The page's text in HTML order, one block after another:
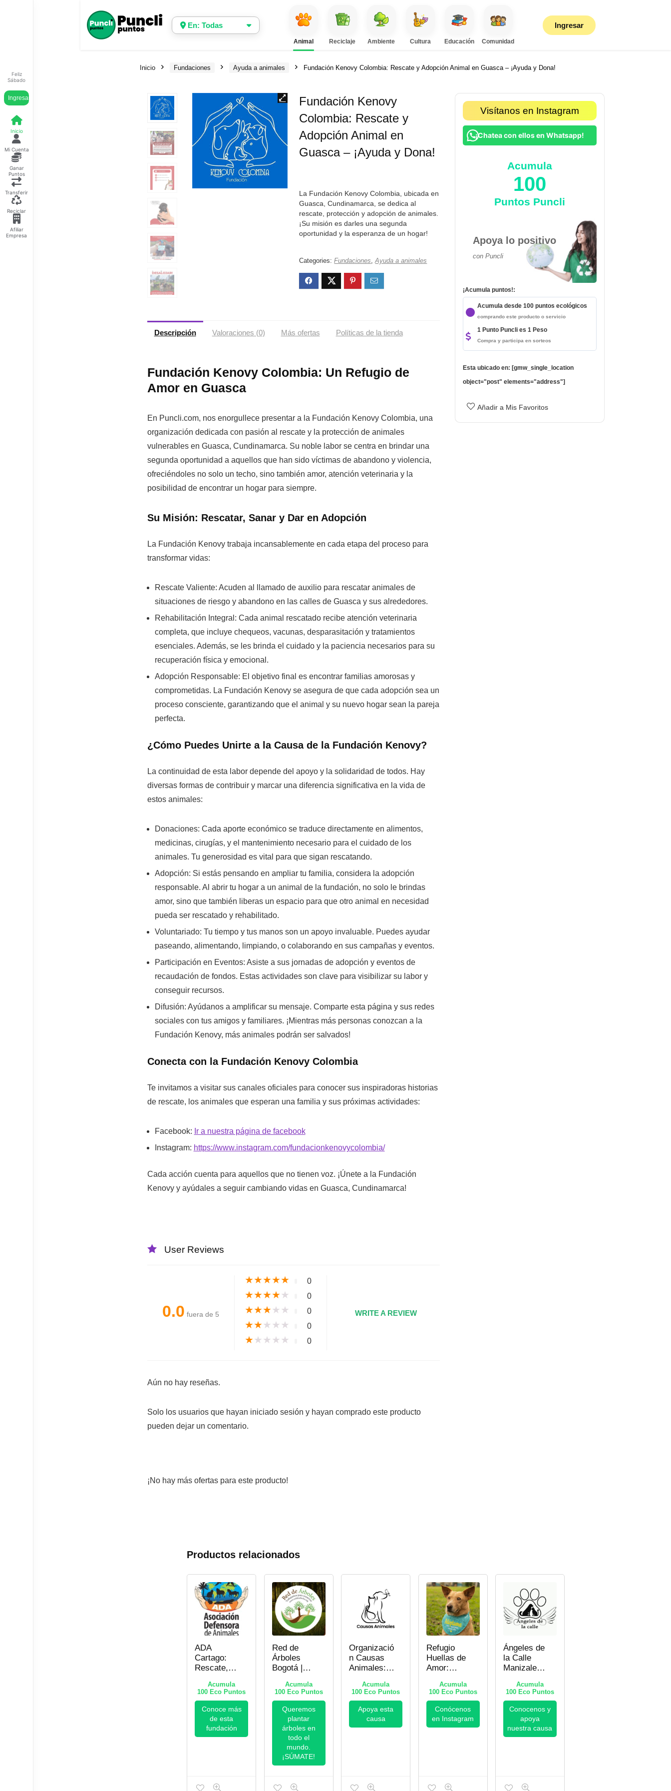
Feliz
Sábado
Ingresar
Inicio
Mi Cuenta
Ganar
Puntos
Transferir
Reciclar
Afiliar
Empresa
En: Todas
Animal Reciclaje Ambiente Cultura Educación Comunidad
Ingresar
Inicio Fundaciones Ayuda a animales Fundación Kenovy Colombia: Rescate y Adopción Animal en Guasca – ¡Ayuda y Dona!
Fundación Kenovy
Colombia: Rescate y
Adopción Animal en
Guasca – ¡Ayuda y Dona!
La Fundación Kenovy Colombia, ubicada en
Guasca, Cundinamarca, se dedica al
rescate, protección y adopción de animales.
¡Su misión es darles una segunda
oportunidad y la esperanza de un hogar!
Categories:Fundaciones,Ayuda a animales
Descripción Valoraciones (0) Más ofertas Políticas de la tienda
Fundación Kenovy Colombia: Un Refugio de
Amor en Guasca
En Puncli.com, nos enorgullece presentar a la Fundación Kenovy Colombia, una
organización dedicada con pasión al rescate y la protección de animales
vulnerablesen Guasca, Cundinamarca. Su noble labor se centra en brindar una
segunda oportunidad a aquellos que han sido víctimas de abandono y violencia,
ofreciéndoles no solo un techo, sino también amor, atención veterinaria y la
posibilidad de encontrar un hogar para siempre.
Su Misión: Rescatar, Sanar y Dar en Adopción
La Fundación Kenovy trabaja incansablemente en cada etapa del proceso para
transformar vidas:
Rescate Valiente: Acuden al llamado de auxilio para rescatar animales de
situaciones de riesgo y abandono en las calles de Guasca y sus alrededores.
Rehabilitación Integral: Cada animal rescatado recibe atención veterinaria
completa, que incluye chequeos, vacunas, desparasitación y tratamientos
esenciales. Además, se les brinda el cuidado y la paciencia necesarios para su
recuperación física y emocional.
Adopción Responsable: El objetivo final es encontrar familias amorosas y
comprometidas. La Fundación Kenovy se asegura de que cada adopción sea un
proceso consciente, garantizando que el animal y su nuevo hogar sean la pareja
perfecta.
¿Cómo Puedes Unirte a la Causa de la Fundación Kenovy?
La continuidad de esta labor depende del apoyo y la solidaridad de todos. Hay
diversas formas de contribuir y marcar una diferencia significativa en la vida de
estos animales:
Donaciones: Cada aporte económico se traduce directamente en alimentos,
medicinas, cirugías, y el mantenimiento necesario para el cuidado de los
animales. Tu generosidad es vital para que sigan rescatando.
Adopción: Si estás pensando en ampliar tu familia, considera la adopción
responsable. Al abrir tu hogar a un animal de la fundación, no solo le brindas
amor, sino que también liberas un espacio para que otro animal en necesidad
pueda ser rescatado y rehabilitado.
Voluntariado: Tu tiempo y tus manos son un apoyo invaluable. Puedes ayudar
paseando, alimentando, limpiando, o colaborando en sus campañas y eventos.
Participación en Eventos: Asiste a sus jornadas de adopción y eventos de
recaudación de fondos. Estas actividades son clave para visibilizar su labor y
conseguir recursos.
Difusión: Ayúdanos a amplificar su mensaje. Comparte esta página y sus redes
sociales con tus amigos y familiares. ¡Mientras más personas conozcan a la
Fundación Kenovy, más animales podrán ser salvados!
Conecta con la Fundación Kenovy Colombia
Te invitamos a visitar sus canales oficiales para conocer sus inspiradoras historias
de rescate, los animales que esperan una familia y sus próximas actividades:
Facebook: Ir a nuestra página de facebook
Instagram: https://www.instagram.com/fundacionkenovycolombia/
Cada acción cuenta para aquellos que no tienen voz. ¡Únete a la Fundación
Kenovy y ayúdales a seguir cambiando vidas en Guasca, Cundinamarca!
User Reviews
0.0 fuera de 5
★★★★★ 0
★★★★★ 0
★★★★★ 0
★★★★★ 0
★★★★★ 0
WRITE A REVIEW
Aún no hay reseñas.
Solo los usuarios que hayan iniciado sesión y hayan comprado este producto
pueden dejar un comentario.
¡No hay más ofertas para este producto!
Visítanos en Instagram
¡Chatea con ellos en Whatsapp!
Acumula
100
Puntos Puncli
Apoya lo positivo
con Puncli
¡Acumula puntos!:
Acumula desde 100 puntos ecológicos
comprando este producto o servicio
1 Punto Puncli es 1 Peso
Compra y participa en sorteos
Esta ubicado en: [gmw_single_location
object="post" elements="address"]
Añadir a Mis Favoritos
Productos relacionados
ADA
Cartago:
Rescate,
Veterinaria
¡Ayuda a
Animales!
Acumula
100 Eco Puntos
Conoce más
de esta
fundación
Red de
Árboles
Bogotá |
ón y
n Ambiental
Acumula
100Eco Puntos
Queremos
plantar
árboles en
todo el
mundo.
¡SÚMATE!
Organizació
n Causas
Animales:
Animal en
¡Apoya y
Dona!
Acumula
100 Eco Puntos
Apoya esta
causa
Refugio
Huellas de
Amor:
Protección
Pereira –
¡Ayuda y
Dona!
Acumula
100Eco Puntos
Conócenos
en Instagram
Ángeles de
la Calle
Manizales:
Adopción
¡Ayuda
Hoy!
Acumula
100Eco Puntos
Conocenos y
apoya
nuestra causa